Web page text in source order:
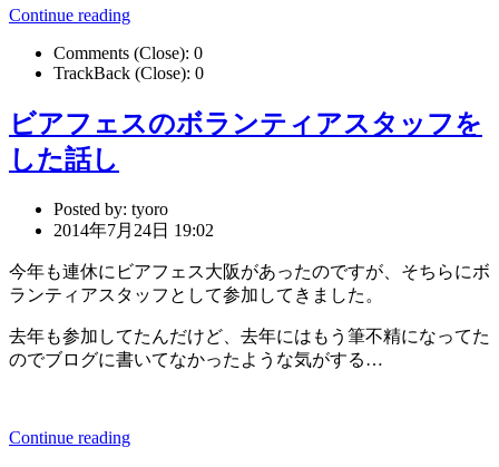
Continue reading
Comments (Close): 0
TrackBack (Close): 0
ビアフェスのボランティアスタッフを
した話し
Posted by: tyoro
2014年7月24日 19:02
今年も連休にビアフェス大阪があったのですが、そちらにボ
ランティアスタッフとして参加してきました。
去年も参加してたんだけど、去年にはもう筆不精になってた
のでブログに書いてなかったような気がする…
Continue reading